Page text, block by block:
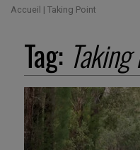
Accueil | Taking Point
Tag: